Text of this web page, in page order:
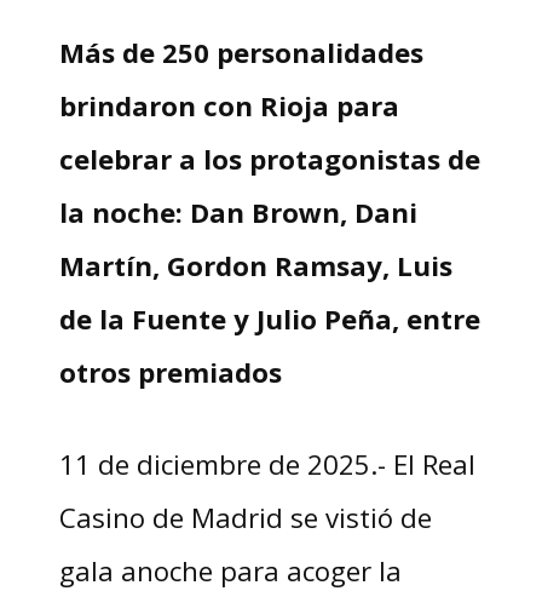
Más de 250 personalidades
brindaron con Rioja para
celebrar a los protagonistas de
la noche: Dan Brown, Dani
Martín, Gordon Ramsay, Luis
de la Fuente y Julio Peña, entre
otros premiados
11 de diciembre de 2025.- El Real
Casino de Madrid se vistió de
gala anoche para acoger la